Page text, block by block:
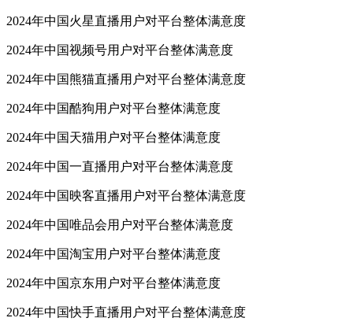
2024年中国火星直播用户对平台整体满意度
2024年中国视频号用户对平台整体满意度
2024年中国熊猫直播用户对平台整体满意度
2024年中国酷狗用户对平台整体满意度
2024年中国天猫用户对平台整体满意度
2024年中国一直播用户对平台整体满意度
2024年中国映客直播用户对平台整体满意度
2024年中国唯品会用户对平台整体满意度
2024年中国淘宝用户对平台整体满意度
2024年中国京东用户对平台整体满意度
2024年中国快手直播用户对平台整体满意度